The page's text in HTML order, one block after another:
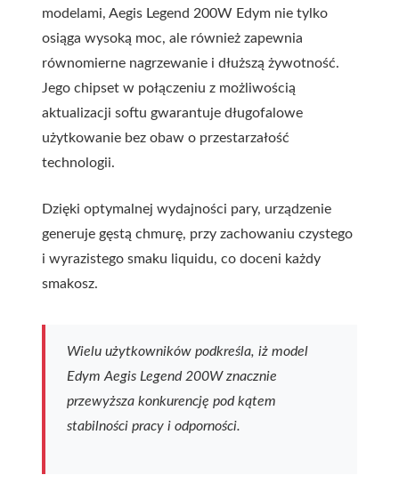
modelami, Aegis Legend 200W Edym nie tylko
osiąga wysoką moc, ale również zapewnia
równomierne nagrzewanie i dłuższą żywotność.
Jego chipset w połączeniu z możliwością
aktualizacji softu gwarantuje długofalowe
użytkowanie bez obaw o przestarzałość
technologii.
Dzięki optymalnej wydajności pary, urządzenie
generuje gęstą chmurę, przy zachowaniu czystego
i wyrazistego smaku liquidu, co doceni każdy
smakosz.
Wielu użytkowników podkreśla, iż model
Edym Aegis Legend 200W znacznie
przewyższa konkurencję pod kątem
stabilności pracy i odporności.